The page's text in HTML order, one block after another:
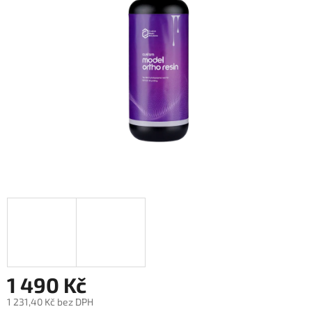
1 490 Kč
1 231,40 Kč bez DPH